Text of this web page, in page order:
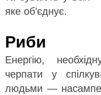
яке об’єднує.
Риби
Енергію,
черпати у
людьми —